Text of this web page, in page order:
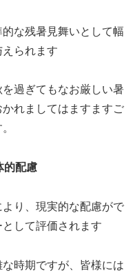
な残暑見舞いとして幅
られます
過ぎてもなお厳しい暑
れましてはますますご
的配慮
より、現実的な配慮がで
して評価されます
時期ですが、皆様には